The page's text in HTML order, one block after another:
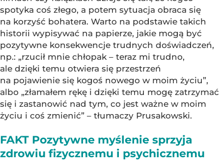
spotyka coś złego, a potem sytuacja obraca się
na korzyść bohatera. Warto na podstawie takich
historii wypisywać na papierze, jakie mogą być
pozytywne konsekwencje trudnych doświadczeń,
np.: „rzucił mnie chłopak – teraz mi trudno,
ale dzięki temu otwiera się przestrzeń
na pojawienie się kogoś nowego w moim życiu”,
albo „złamałem rękę i dzięki temu mogę zatrzymać
się i zastanowić nad tym, co jest ważne w moim
życiu i coś zmienić” – tłumaczy Prusakowski.
FAKT Pozytywne myślenie sprzyja
zdrowiu fizycznemu i psychicznemu